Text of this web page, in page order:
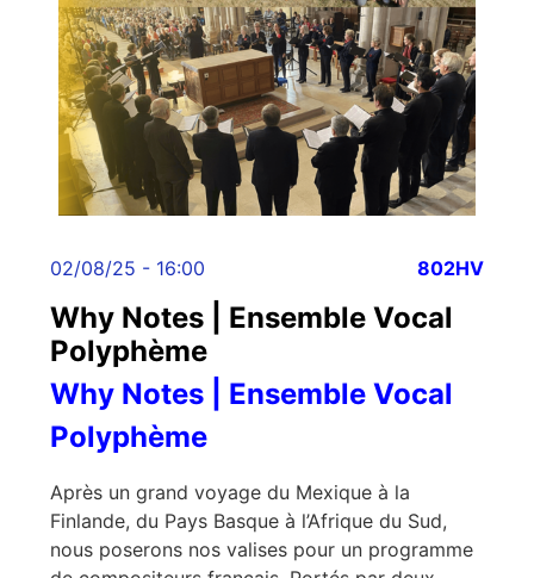
02/08/25 - 16:00 802HV
Why Notes | Ensemble Vocal
Polyphème
Why Notes | Ensemble Vocal
Polyphème
Après un grand voyage du Mexique à la
Finlande, du Pays Basque à l’Afrique du Sud,
nous poserons nos valises pour un programme